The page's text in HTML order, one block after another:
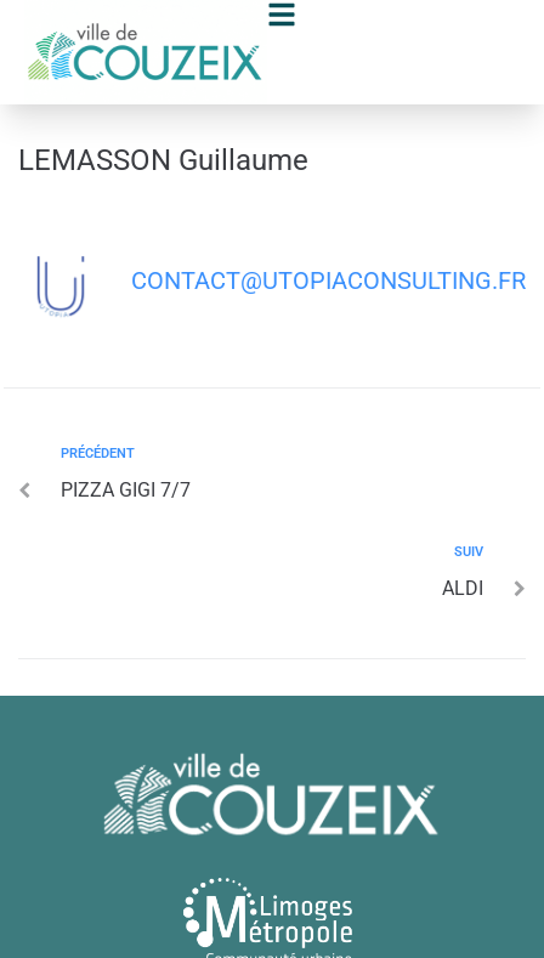
LEMASSON Guillaume
CONTACT@UTOPIACONSULTING.FR
PRÉCÉDENT
PIZZA GIGI 7/7
SUIV
ALDI